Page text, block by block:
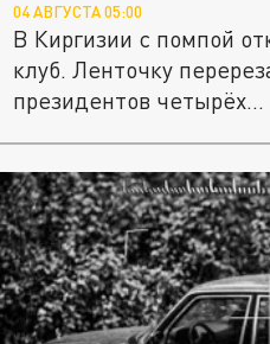
04 АВГУСТА 05:00
В Киргизии с помпой
клуб. Ленточку
президентов четырёх...